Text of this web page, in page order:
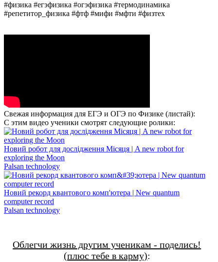
#физика #егэфизика #огэфизика #термодинамика
#репетитор_физика #фтф #мифи #мфти #физтех
Свежая информация для ЕГЭ и ОГЭ по Физике (листай):
С этим видео ученики смотрят следующие ролики:
Новий робот для дослідження Місяця | A new robot for
exploring the Moon
Palsan technology
Новий рекорд квантового комп'ютера | New quantum
computer record
Palsan technology
Облегчи жизнь другим ученикам - поделись!
(плюс тебе в карму):